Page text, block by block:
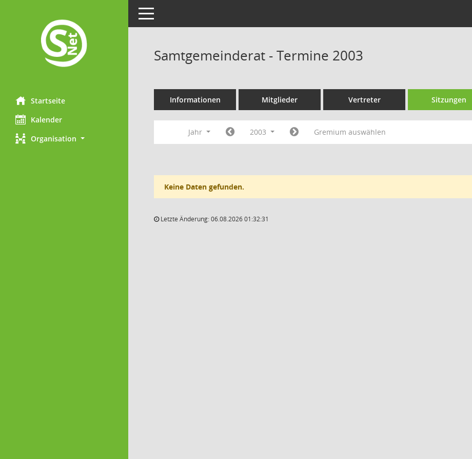
Startseite
Kalender
Organisation
Toggle navigation
Samtgemeinderat - Termine 2003
Informationen Mitglieder Vertreter Sitzungen
Jahr 2003 Gremium auswählen
Keine Daten gefunden.
Letzte Änderung: 06.08.2026 01:32:31